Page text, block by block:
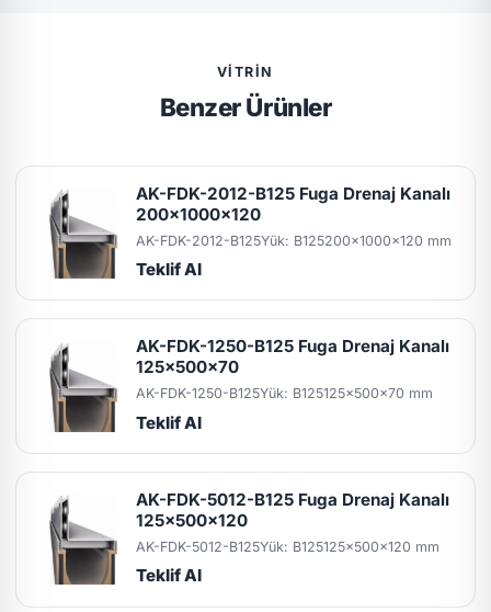
VITRIN
Benzer Ürünler
AK-FDK-2012-B125 Fuga Drenaj Kanalı
200x1000x120
AK-FDK-2012-B125Yük: B125200x1000x120 mm
Teklif Al
AK-FDK-1250-B125 Fuga Drenaj Kanalı
125x500x70
AK-FDK-1250-B125Yük: B125125x500x70 mm
Teklif Al
AK-FDK-5012-B125 Fuga Drenaj Kanalı
125x500x120
AK-FDK-5012-B125Yük: B125125x500x120 mm
Teklif Al